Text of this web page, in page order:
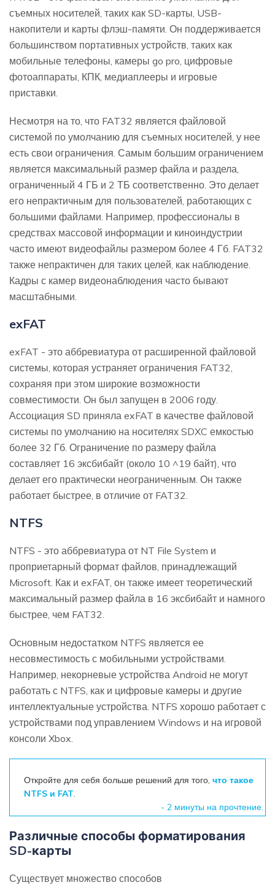
съемных носителей, таких как SD-карты, USB-
накопители и карты флэш-памяти. Он поддерживается
большинством портативных устройств, таких как
мобильные телефоны, камеры go pro, цифровые
фотоаппараты, КПК, медиаплееры и игровые
приставки.
Несмотря на то, что FAT32 является файловой
системой по умолчанию для съемных носителей, у нее
есть свои ограничения. Самым большим ограничением
является максимальный размер файла и раздела,
ограниченный 4 ГБ и 2 ТБ соответственно. Это делает
его непрактичным для пользователей, работающих с
большими файлами. Например, профессионалы в
средствах массовой информации и киноиндустрии
часто имеют видеофайлы размером более 4 Гб. FAT32
также непрактичен для таких целей, как наблюдение.
Кадры с камер видеонаблюдения часто бывают
масштабными.
exFAT
exFAT - это аббревиатура от расширенной файловой
системы, которая устраняет ограничения FAT32,
сохраняя при этом широкие возможности
совместимости. Он был запущен в 2006 году.
Ассоциация SD приняла exFAT в качестве файловой
системы по умолчанию на носителях SDXC емкостью
более 32 Гб. Ограничение по размеру файла
составляет 16 эксбибайт (около 10 ^19 байт), что
делает его практически неограниченным. Он также
работает быстрее, в отличие от FAT32.
NTFS
NTFS - это аббревиатура от NT File System и
проприетарный формат файлов, принадлежащий
Microsoft. Как и exFAT, он также имеет теоретический
максимальный размер файла в 16 эксбибайт и намного
быстрее, чем FAT32.
Основным недостатком NTFS является ее
несовместимость с мобильными устройствами.
Например, некорневые устройства Android не могут
работать с NTFS, как и цифровые камеры и другие
интеллектуальные устройства. NTFS хорошо работает с
устройствами под управлением Windows и на игровой
консоли Xbox.
Откройте для себя больше решений для того,что такое
NTFS и FAT.
- 2 минуты на прочтение.
Различные способы форматирования
SD-карты
Существует множество способов